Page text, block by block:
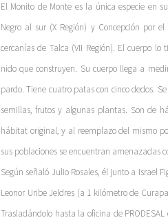
El Monito de Monte es la única especie en
Negro al sur (X Región) y Concepción por
cercanías de Talca (VII Región). El cuerpo
nido que construyen. Su cuerpo llega a
pardo. Tiene cuatro patas con cinco dedos.
semillas, frutos y algunas plantas. Son de
hábitat original, y al reemplazo del mismo
sus poblaciones se encuentran amenazadas
Según señaló Julio Rosales, él junto a Israel
Leonor Uribe Jeldres (a 1 kilómetro de
Trasladándolo hasta la oficina de